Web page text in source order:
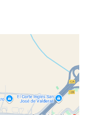
09:30 - 20:00
09:30 - 20:00
09:30 - 20:00
09:30 - 20:00
cerrado actualmente
cerrado actualmente